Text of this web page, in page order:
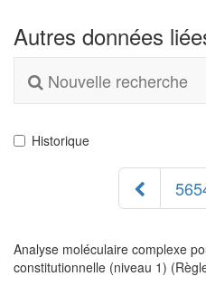
Autres données
Nouvelle recherche
Historique
Analyse moléculaire complexe
constitutionnelle (niveau 1)